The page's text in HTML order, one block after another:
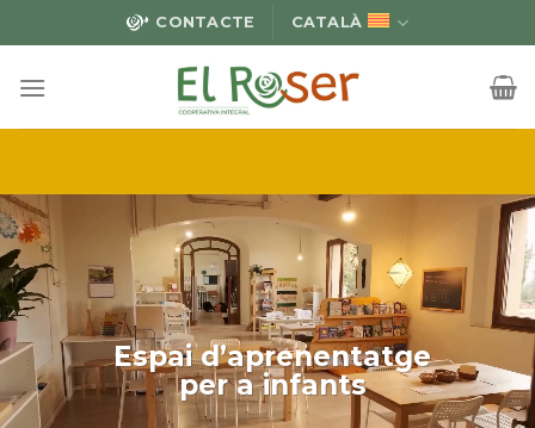
Skip
to
content
CONTACTE CATALÀ
Espai d’aprenentatge
per a infants